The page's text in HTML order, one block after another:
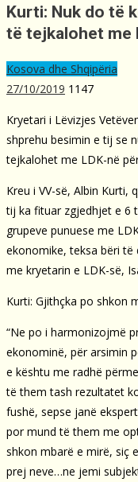
Kurti: Nuk do të
të tejkalohet me
Kosova dhe Shqipëria
27/10/2019 1147
Kryetari i Lëvizjes
shprehu besimin e tij se
tejkalohet me LDK-në
Kreu i VV-së, Albin Kurti,
tij ka fituar zgjedhjet e 6
grupeve punuese me
ekonomike, teksa bëri
me kryetarin e LDK-së,
Kurti: Gjithçka po shkon
“Ne po i harmonizojmë
ekonominë, për arsimin
e kështu me radhë
të them tash rezultatet
fushë, sepse janë
por mund të them me
shkon mbarë e mirë, siç
prej neve…ne jemi